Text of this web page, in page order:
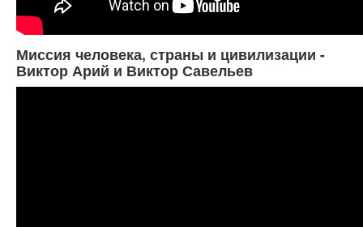
Миссия человека, страны и цивилизации -
Виктор Арий и Виктор Савельев